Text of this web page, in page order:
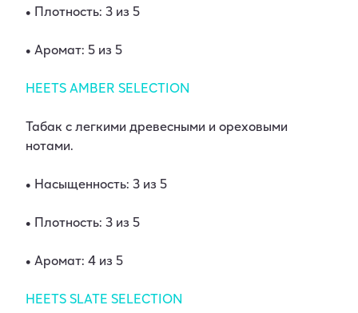
• Плотность: 3 из 5
• Аромат: 5 из 5
HEETS AMBER SELECTION
Табак с легкими древесными и ореховыми
нотами.
• Насыщенность: 3 из 5
• Плотность: 3 из 5
• Аромат: 4 из 5
HEETS SLATE SELECTION